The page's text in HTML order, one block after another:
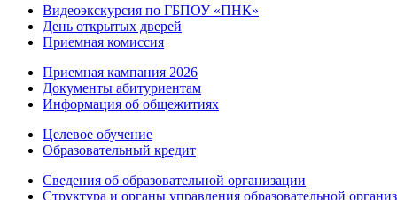
Видеоэкскурсия по ГБПОУ «ПНК»
День открытых дверей
Приемная комиссия
Приемная кампания 2026
Дoкументы абитуриентам
Информация об общежитиях
Целевое обучение
Образовательный кредит
Сведения об образовательной организации
Структура и органы управления образовательной